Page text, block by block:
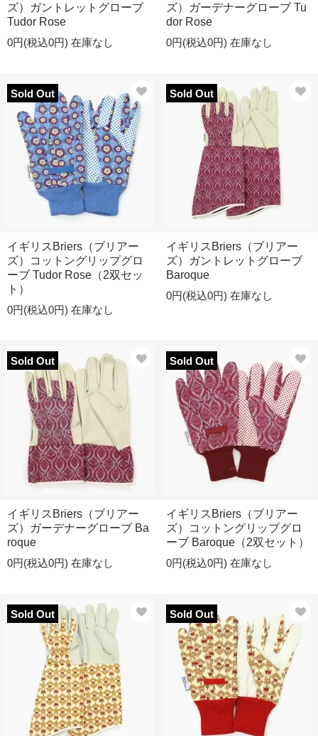
ズ）ガントレットグローブ
Tudor Rose
0円(税込0円) 在庫なし
ズ）ガーデナーグローブ Tu
dor Rose
0円(税込0円) 在庫なし
Sold Out
イギリスBriers（ブリアー
ズ）コットングリップグロ
ーブ Tudor Rose（2双セッ
ト）
0円(税込0円) 在庫なし
Sold Out
イギリスBriers（ブリアー
ズ）ガントレットグローブ
Baroque
0円(税込0円) 在庫なし
Sold Out
イギリスBriers（ブリアー
ズ）ガーデナーグローブ Ba
roque
0円(税込0円) 在庫なし
Sold Out
イギリスBriers（ブリアー
ズ）コットングリップグロ
ーブ Baroque（2双セット）
0円(税込0円) 在庫なし
Sold Out Sold Out